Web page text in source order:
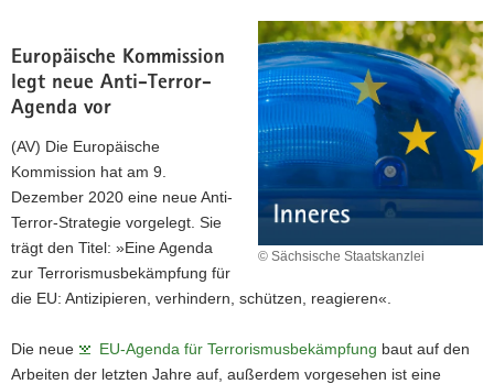
© Sächsische Staatskanzlei
Europäische Kommission
legt neue Anti-Terror-
Agenda vor
(AV) Die Europäische
Kommission hat am 9.
Dezember 2020 eine neue Anti-
Terror-Strategie vorgelegt. Sie
trägt den Titel: »Eine Agenda
zur Terrorismusbekämpfung für
die EU: Antizipieren, verhindern, schützen, reagieren«.
Die neue EU-Agenda für Terrorismusbekämpfung baut auf den
Arbeiten der letzten Jahre auf, außerdem vorgesehen ist eine